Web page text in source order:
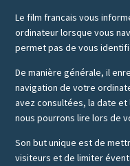
Le film francais vous
ordinateur lorsque vous
permet pas de vous
De manière générale, il
navigation de votre
avez consultées, la date
nous pourrons lire lors de
Son but unique est de
visiteurs et de limiter